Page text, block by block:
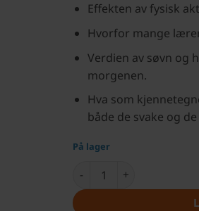
Effekten av fysisk
Hvorfor mange
Verdien av søvn og
morgenen.
Hva som
både de svake og
På lager